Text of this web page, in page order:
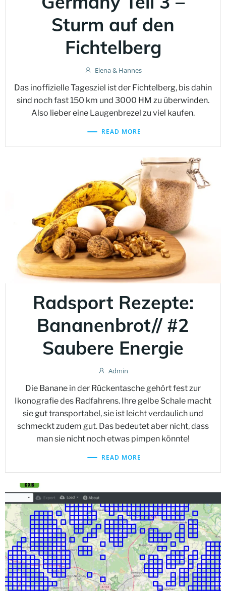
Sturm auf den
Fichtelberg
Elena & Hannes
Das inoffizielle Tagesziel ist der Fichtelberg, bis dahin
sind noch fast 150 km und 3000 HM zu überwinden.
Also lieber eine Laugenbrezel zu viel kaufen.
READ MORE
Radsport Rezepte:
Bananenbrot// #2
Saubere Energie
Admin
Die Banane in der Rückentasche gehört fest zur
Ikonografie des Radfahrens. Ihre gelbe Schale macht
sie gut transportabel, sie ist leicht verdaulich und
schmeckt zudem gut. Das bedeutet aber nicht, dass
man sie nicht noch etwas pimpen könnte!
READ MORE